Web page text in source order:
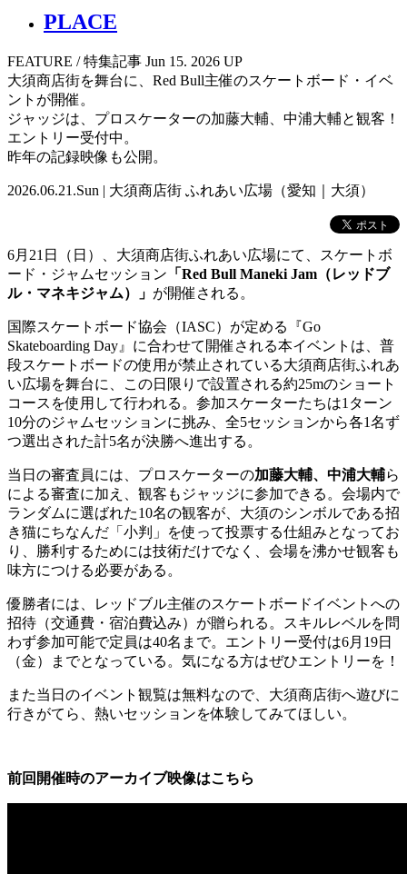
PLACE
FEATURE / 特集記事 Jun 15. 2026 UP
大須商店街を舞台に、Red Bull主催のスケートボード・イベ
ントが開催。
ジャッジは、プロスケーターの加藤大輔、中浦大輔と観客！
エントリー受付中。
昨年の記録映像も公開。
2026.06.21.Sun | 大須商店街 ふれあい広場（愛知｜大須）
6月21日（日）、大須商店街ふれあい広場にて、スケートボ
ード・ジャムセッション 「Red Bull Maneki Jam（レッドブ
ル・マネキジャム）」 が開催される。
国際スケートボード協会（IASC）が定める『Go
Skateboarding Day』に合わせて開催される本イベントは、普
段スケートボードの使用が禁止されている大須商店街ふれあ
い広場を舞台に、この日限りで設置される約25mのショート
コースを使用して行われる。参加スケーターたちは1ターン
10分のジャムセッションに挑み、全5セッションから各1名ず
つ選出された計5名が決勝へ進出する。
当日の審査員には、プロスケーターの加藤大輔、中浦大輔ら
による審査に加え、観客もジャッジに参加できる。会場内で
ランダムに選ばれた10名の観客が、大須のシンボルである招
き猫にちなんだ「小判」を使って投票する仕組みとなってお
り、勝利するためには技術だけでなく、会場を沸かせ観客も
味方につける必要がある。
優勝者には、レッドブル主催のスケートボードイベントへの
招待（交通費・宿泊費込み）が贈られる。スキルレベルを問
わず参加可能で定員は40名まで。エントリー受付は6月19日
（金）までとなっている。気になる方はぜひエントリーを！
また当日のイベント観覧は無料なので、大須商店街へ遊びに
行きがてら、熱いセッションを体験してみてほしい。
前回開催時のアーカイブ映像はこちら